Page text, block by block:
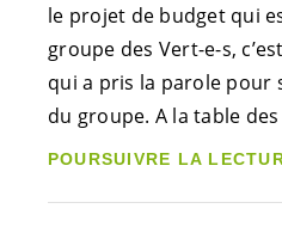
le projet de budget qui
groupe des Vert-e-s,
qui a pris la parole pour
du groupe. A la table
POURSUIVRE LA